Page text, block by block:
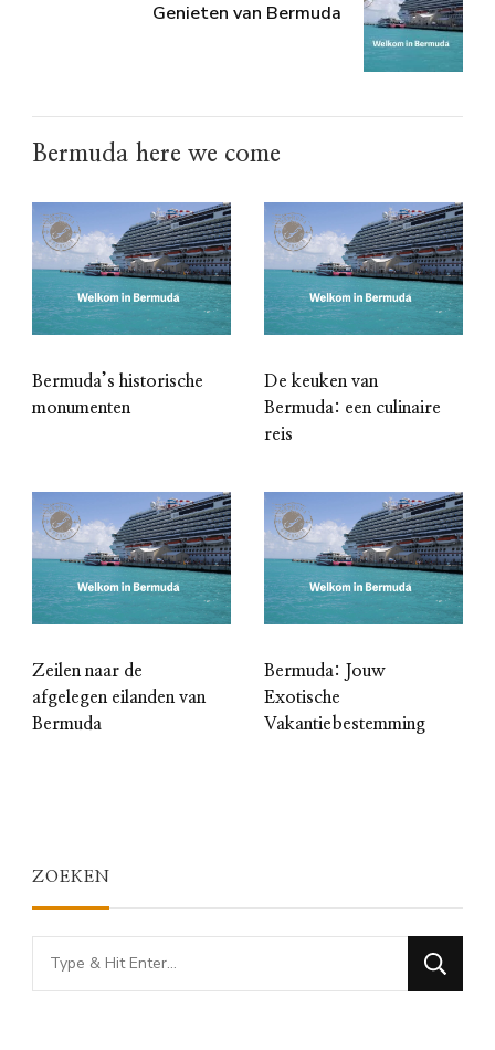
Genieten van Bermuda
Bermuda here we come
Bermuda’s historische
monumenten
De keuken van
Bermuda: een culinaire
reis
Zeilen naar de
afgelegen eilanden van
Bermuda
Bermuda: Jouw
Exotische
Vakantiebestemming
ZOEKEN
Looking
for